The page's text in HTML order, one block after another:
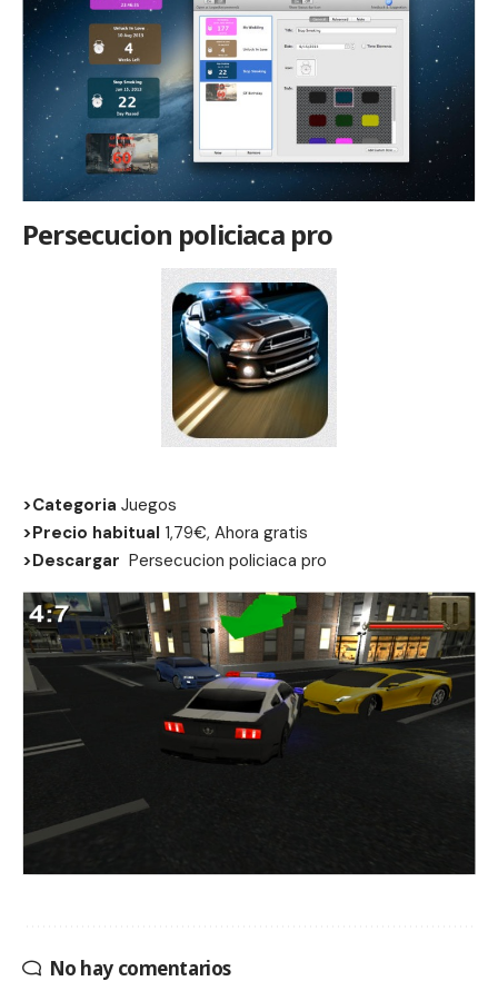
Persecucion policiaca pro
>Categoria Juegos
>Precio habitual 1,79€, Ahora gratis
>Descargar Persecucion policiaca pro
No hay comentarios